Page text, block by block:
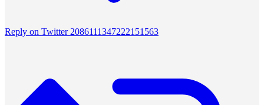
Reply on Twitter 2086111347222151563